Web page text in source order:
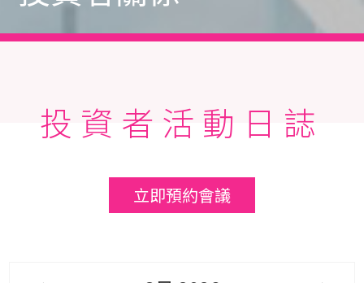
投資者活動日誌
立即預約會議